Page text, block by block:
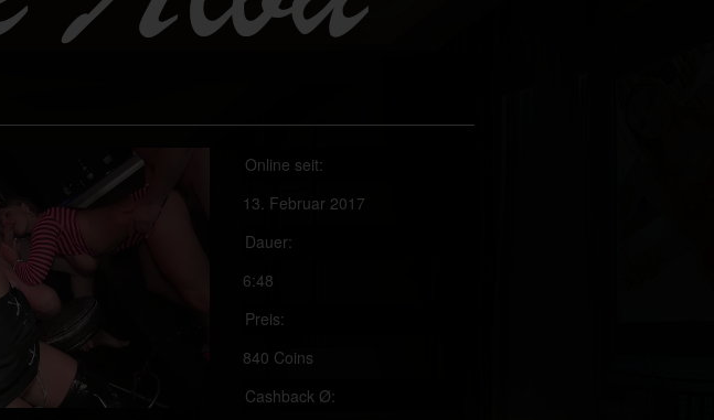
Online seit:
13. Februar 2017
Dauer:
6:48
Preis:
840 Coins
Cashback Ø: